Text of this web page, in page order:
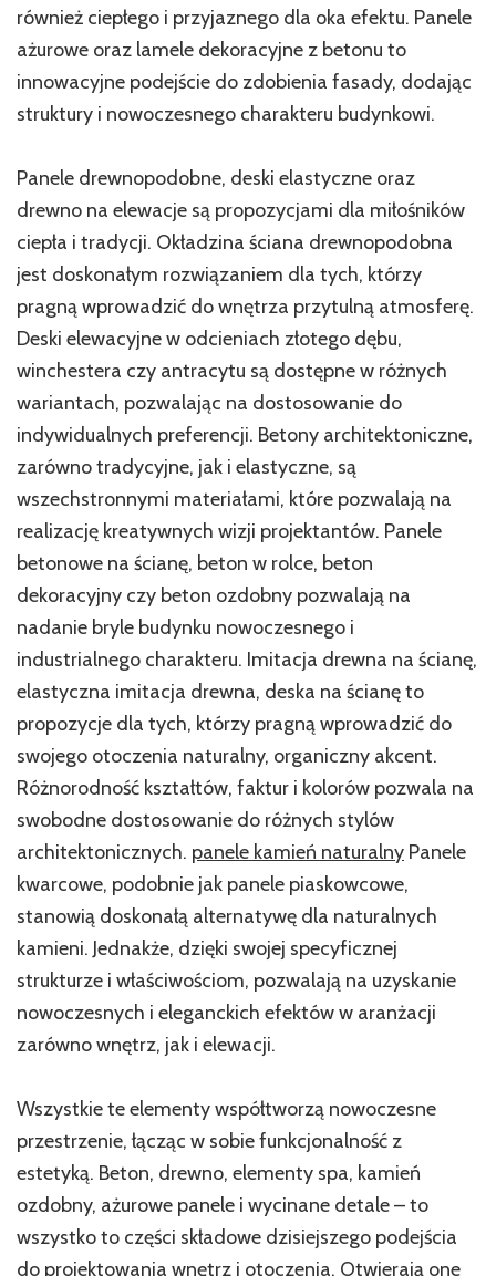
również ciepłego i przyjaznego dla oka efektu. Panele
ażurowe oraz lamele dekoracyjne z betonu to
innowacyjne podejście do zdobienia fasady, dodając
struktury i nowoczesnego charakteru budynkowi.
Panele drewnopodobne, deski elastyczne oraz
drewno na elewacje są propozycjami dla miłośników
ciepła i tradycji. Okładzina ściana drewnopodobna
jest doskonałym rozwiązaniem dla tych, którzy
pragną wprowadzić do wnętrza przytulną atmosferę.
Deski elewacyjne w odcieniach złotego dębu,
winchestera czy antracytu są dostępne w różnych
wariantach, pozwalając na dostosowanie do
indywidualnych preferencji. Betony architektoniczne,
zarówno tradycyjne, jak i elastyczne, są
wszechstronnymi materiałami, które pozwalają na
realizację kreatywnych wizji projektantów. Panele
betonowe na ścianę, beton w rolce, beton
dekoracyjny czy beton ozdobny pozwalają na
nadanie bryle budynku nowoczesnego i
industrialnego charakteru. Imitacja drewna na ścianę,
elastyczna imitacja drewna, deska na ścianę to
propozycje dla tych, którzy pragną wprowadzić do
swojego otoczenia naturalny, organiczny akcent.
Różnorodność kształtów, faktur i kolorów pozwala na
swobodne dostosowanie do różnych stylów
architektonicznych. panele kamień naturalny Panele
kwarcowe, podobnie jak panele piaskowcowe,
stanowią doskonałą alternatywę dla naturalnych
kamieni. Jednakże, dzięki swojej specyficznej
strukturze i właściwościom, pozwalają na uzyskanie
nowoczesnych i eleganckich efektów w aranżacji
zarówno wnętrz, jak i elewacji.
Wszystkie te elementy współtworzą nowoczesne
przestrzenie, łącząc w sobie funkcjonalność z
estetyką. Beton, drewno, elementy spa, kamień
ozdobny, ażurowe panele i wycinane detale – to
wszystko to części składowe dzisiejszego podejścia
do projektowania wnętrz i otoczenia. Otwierają one